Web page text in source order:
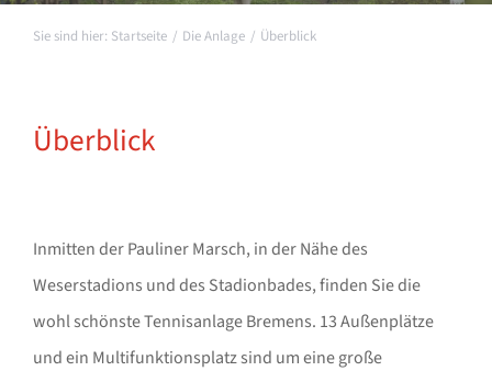
Startseite Die Anlage Überblick
Überblick
Inmitten der Pauliner Marsch, in der Nähe des
Weserstadions und des Stadionbades, finden Sie die
wohl schönste Tennisanlage Bremens. 13 Außenplätze
und ein Multifunktionsplatz sind um eine große